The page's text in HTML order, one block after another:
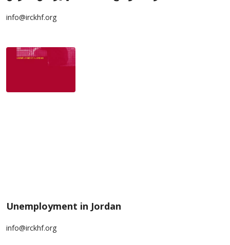
info@irckhf.org
Unemployment in Jordan
info@irckhf.org